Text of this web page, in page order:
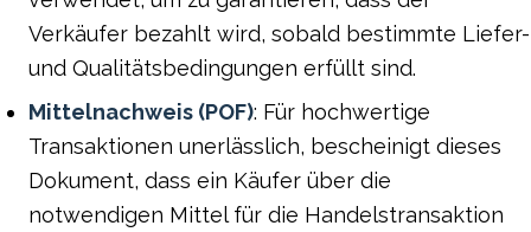
Verkäufer bezahlt wird, sobald bestimmte Liefer-
und Qualitätsbedingungen erfüllt sind.
Mittelnachweis (POF): Für hochwertige
Transaktionen unerlässlich, bescheinigt dieses
Dokument, dass ein Käufer über die
notwendigen Mittel für die Handelstransaktion